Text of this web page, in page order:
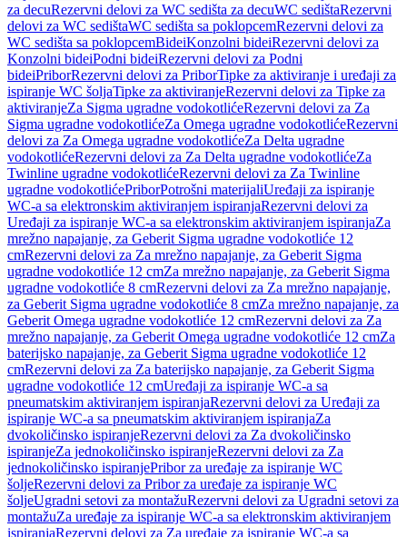
za decuRezervni delovi za WC sedišta za decuWC sedištaRezervni
delovi za WC sedištaWC sedišta sa poklopcemRezervni delovi za
WC sedišta sa poklopcemBideiKonzolni bideiRezervni delovi za
Konzolni bideiPodni bideiRezervni delovi za Podni
bideiPriborRezervni delovi za PriborTipke za aktiviranje i uređaji za
ispiranje WC šoljaTipke za aktiviranjeRezervni delovi za Tipke za
aktiviranjeZa Sigma ugradne vodokotlićeRezervni delovi za Za
Sigma ugradne vodokotlićeZa Omega ugradne vodokotlićeRezervni
delovi za Za Omega ugradne vodokotlićeZa Delta ugradne
vodokotlićeRezervni delovi za Za Delta ugradne vodokotlićeZa
Twinline ugradne vodokotlićeRezervni delovi za Za Twinline
ugradne vodokotlićePriborPotrošni materijaliUređaji za ispiranje
WC-a sa elektronskim aktiviranjem ispiranjaRezervni delovi za
Uređaji za ispiranje WC-a sa elektronskim aktiviranjem ispiranjaZa
mrežno napajanje, za Geberit Sigma ugradne vodokotliće 12
cmRezervni delovi za Za mrežno napajanje, za Geberit Sigma
ugradne vodokotliće 12 cmZa mrežno napajanje, za Geberit Sigma
ugradne vodokotliće 8 cmRezervni delovi za Za mrežno napajanje,
za Geberit Sigma ugradne vodokotliće 8 cmZa mrežno napajanje, za
Geberit Omega ugradne vodokotliće 12 cmRezervni delovi za Za
mrežno napajanje, za Geberit Omega ugradne vodokotliće 12 cmZa
baterijsko napajanje, za Geberit Sigma ugradne vodokotliće 12
cmRezervni delovi za Za baterijsko napajanje, za Geberit Sigma
ugradne vodokotliće 12 cmUređaji za ispiranje WC-a sa
pneumatskim aktiviranjem ispiranjaRezervni delovi za Uređaji za
ispiranje WC-a sa pneumatskim aktiviranjem ispiranjaZa
dvokoličinsko ispiranjeRezervni delovi za Za dvokoličinsko
ispiranjeZa jednokoličinsko ispiranjeRezervni delovi za Za
jednokoličinsko ispiranjePribor za uređaje za ispiranje WC
šoljeRezervni delovi za Pribor za uređaje za ispiranje WC
šoljeUgradni setovi za montažuRezervni delovi za Ugradni setovi za
montažuZa uređaje za ispiranje WC-a sa elektronskim aktiviranjem
ispiranjaRezervni delovi za Za uređaje za ispiranje WC-a sa